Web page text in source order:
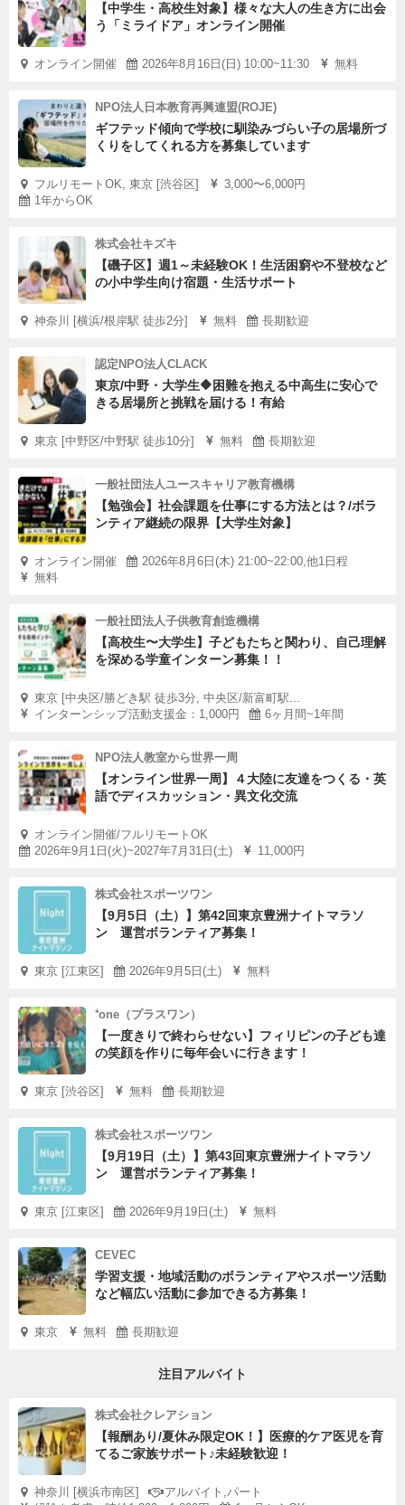
【中学生・高校生対象】様々な大人の生き方に出会
う「ミライドア」オンライン開催
オンライン開催 2026年8月16日(日) 10:00~11:30 無料
NPO法人日本教育再興連盟(ROJE)
ギフテッド傾向で学校に馴染みづらい子の居場所づ
くりをしてくれる方を募集しています
フルリモートOK, 東京 [渋谷区]
3,000〜6,000円
1年からOK
株式会社キズキ
【磯子区】週1～未経験OK！生活困窮や不登校など
の小中学生向け宿題・生活サポート
神奈川 [横浜/根岸駅 徒歩2分] 無料 長期歓迎
認定NPO法人CLACK
東京/中野・大学生🔶困難を抱える中高生に安心で
きる居場所と挑戦を届ける！有給
東京 [中野区/中野駅 徒歩10分] 無料 長期歓迎
一般社団法人ユースキャリア教育機構
【勉強会】社会課題を仕事にする方法とは？/ボラ
ンティア継続の限界【大学生対象】
オンライン開催
2026年8月6日(木) 21:00~22:00,他1日程
無料
一般社団法人子供教育創造機構
【高校生〜大学生】子どもたちと関わり、自己理解
を深める学童インターン募集！！
東京 [中央区/勝どき駅 徒歩3分, 中央区/新富町駅...
インターンシップ活動支援金：1,000円
6ヶ月間~1年間
NPO法人教室から世界一周
【オンライン世界一周】４大陸に友達をつくる・英
語でディスカッション・異文化交流
オンライン開催/フルリモートOK
2026年9月1日(火)~2027年7月31日(土)
11,000円
株式会社スポーツワン
【9月5日（土）】第42回東京豊洲ナイトマラソ
ン 運営ボランティア募集！
東京 [江東区] 2026年9月5日(土) 無料
⁺one（プラスワン）
【一度きりで終わらせない】フィリピンの子ども達
の笑顔を作りに毎年会いに行きます！
東京 [渋谷区] 無料 長期歓迎
株式会社スポーツワン
【9月19日（土）】第43回東京豊洲ナイトマラソ
ン 運営ボランティア募集！
東京 [江東区] 2026年9月19日(土) 無料
CEVEC
学習支援・地域活動のボランティアやスポーツ活動
など幅広い活動に参加できる方募集！
東京 無料 長期歓迎
注目アルバイト
株式会社クレアション
【報酬あり/夏休み限定OK！】医療的ケア医児を育
てるご家族サポート♪未経験歓迎！
神奈川 [横浜市南区]
アルバイト,パート